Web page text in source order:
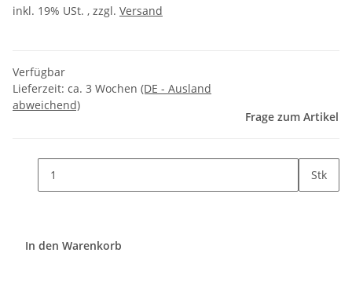
inkl. 19% USt. , zzgl. Versand
Verfügbar
Lieferzeit: ca. 3 Wochen (DE - Ausland
abweichend)
Frage zum Artikel
Stk
In den Warenkorb